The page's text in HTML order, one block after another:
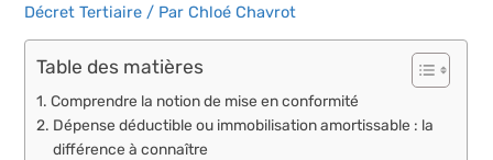
Décret Tertiaire / ParChloé Chavrot
Table des matières
Comprendre la notion de mise en conformité
Dépense déductible ou immobilisation amortissable : la
différence à connaître